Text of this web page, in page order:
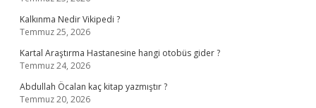
Kalkınma Nedir Vikipedi ?
Temmuz 25, 2026
Kartal Araştırma Hastanesine hangi otobüs gider ?
Temmuz 24, 2026
Abdullah Öcalan kaç kitap yazmıştır ?
Temmuz 20, 2026